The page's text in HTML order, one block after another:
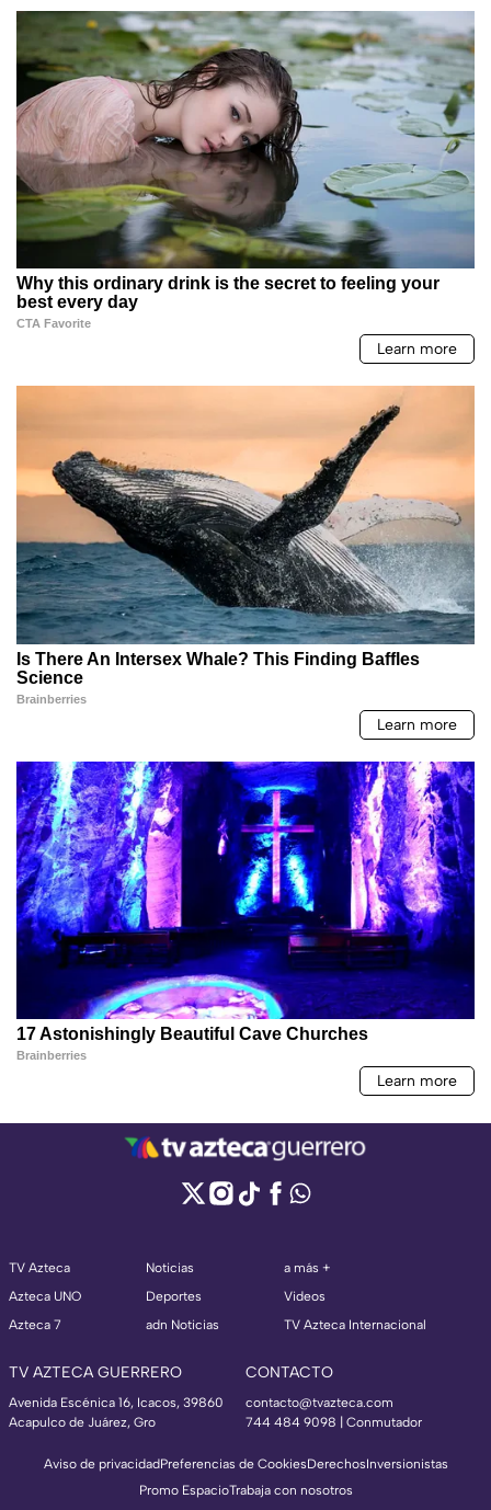
TV Azteca
Azteca UNO
Azteca 7
Noticias
Deportes
adn Noticias
a más +
Videos
TV Azteca Internacional
TV AZTECA GUERRERO
Avenida Escénica 16, Icacos, 39860
Acapulco de Juárez, Gro
CONTACTO
contacto@tvazteca.com
744 484 9098 | Conmutador
Aviso de privacidadPreferencias de CookiesDerechosInversionistas
Promo EspacioTrabaja con nosotros